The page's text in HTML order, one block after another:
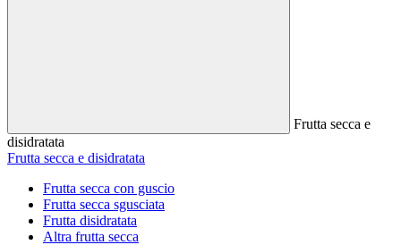
Frutta secca e
disidratata
Frutta secca e disidratata
Frutta secca con guscio
Frutta secca sgusciata
Frutta disidratata
Altra frutta secca